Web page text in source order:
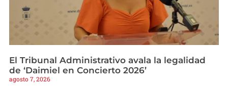
El Tribunal Administrativo avala la legalidad
de ‘Daimiel en Concierto 2026’
agosto 7, 2026